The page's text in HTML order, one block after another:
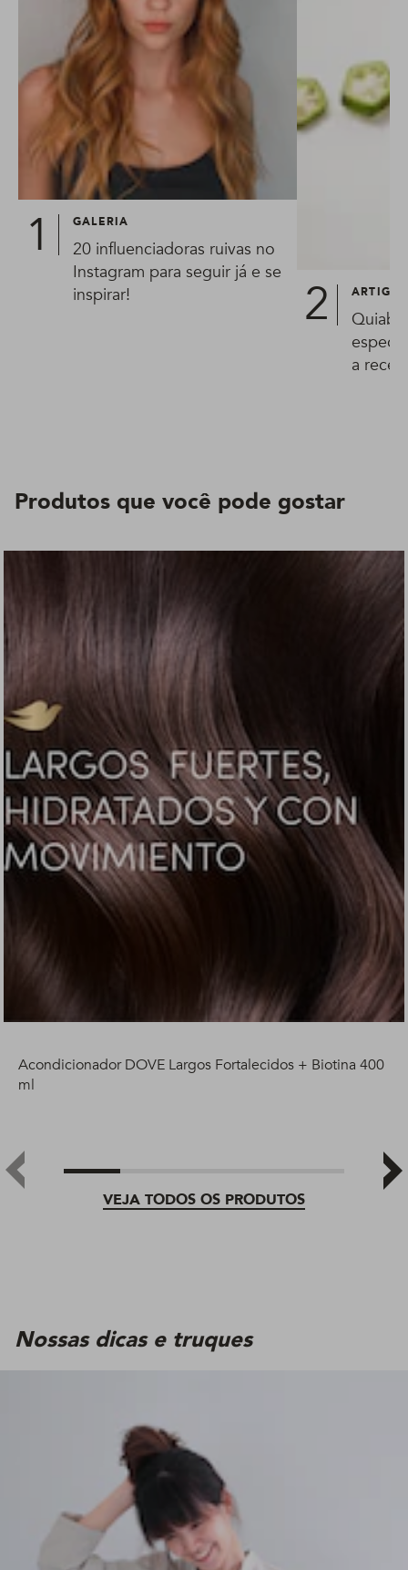
GALERIA
20 influenciadoras ruivas no
Instagram para seguir já e se
inspirar!
ARTIGO
a
Produtos que você pode gostar
VEJA TODOS OS PRODUTOS
Acondicionador DOVE Largos Fortalecidos + Biotina 400
ml
Nossas dicas e truques